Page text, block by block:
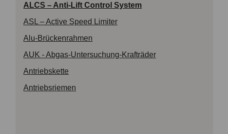
ALCS – Anti-Lift Control System
ASL – Active Speed Limiter
Alu-Brückenrahmen
AUK - Abgas-Untersuchung-Krafträder
Antriebskette
Antriebsriemen